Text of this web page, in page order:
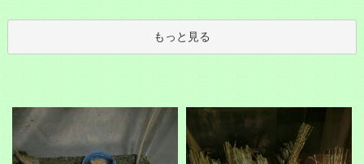
もっと見る